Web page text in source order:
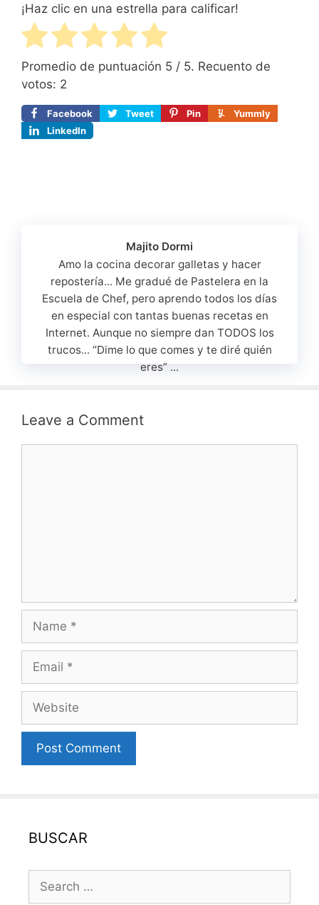
¡Haz clic en una estrella para calificar!
Promedio de puntuación 5 / 5. Recuento de
votos: 2
Facebook Tweet Pin
Yummly
LinkedIn
Majito Dormi
Amo la cocina decorar galletas y hacer
repostería... Me gradué de Pastelera en la
Escuela de Chef, pero aprendo todos los días
en especial con tantas buenas recetas en
Internet. Aunque no siempre dan TODOS los
trucos... “Dime lo que comes y te diré quién
eres” ...
Leave a Comment
Name
Email
Website
BUSCAR
Search
for: